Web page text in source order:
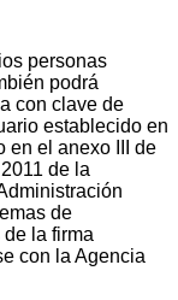
personas
podrá
con clave de
establecido en
en el anexo III de
de la
de
la firma
con la Agencia